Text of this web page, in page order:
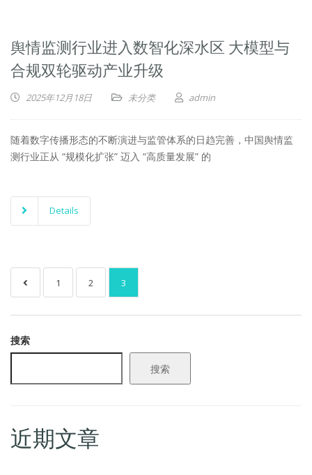
舆情监测行业进入数智化深水区 大模型与
合规双轮驱动产业升级
2025年12月18日 未分类 admin
随着数字传播形态的不断演进与监管体系的日趋完善，中国舆情监
测行业正从 “规模化扩张” 迈入 “高质量发展” 的
Details
1 2 3
搜索
搜索
近期文章